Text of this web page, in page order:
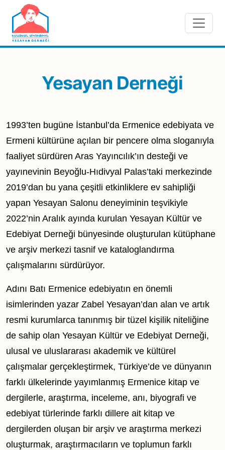
Skip to main content
Yesayan Derneği
1993’ten bugüne İstanbul’da Ermenice edebiyata ve
Ermeni kültürüne açılan bir pencere olma sloganıyla
faaliyet sürdüren Aras Yayıncılık’ın desteği ve
yayınevinin Beyoğlu-Hıdivyal Palas’taki merkezinde
2019’dan bu yana çeşitli etkinliklere ev sahipliği
yapan Yesayan Salonu deneyiminin teşvikiyle
2022’nin Aralık ayında kurulan Yesayan Kültür ve
Edebiyat Derneği bünyesinde oluşturulan kütüphane
ve arşiv merkezi tasnif ve kataloglandırma
çalışmalarını sürdürüyor.
Adını Batı Ermenice edebiyatın en önemli
isimlerinden yazar Zabel Yesayan’dan alan ve artık
resmi kurumlarca tanınmış bir tüzel kişilik niteliğine
de sahip olan Yesayan Kültür ve Edebiyat Derneği,
ulusal ve uluslararası akademik ve kültürel
çalışmalar gerçekleştirmek, Türkiye’de ve dünyanın
farklı ülkelerinde yayımlanmış Ermenice kitap ve
dergilerle, araştırma, inceleme, anı, biyografi ve
edebiyat türlerinde farklı dillere ait kitap ve
dergilerden oluşan bir arşiv ve araştırma merkezi
oluşturmak, araştırmacıların ve toplumun farklı